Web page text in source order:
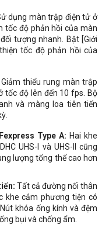
dụng màn trập điện tử ở
tốc độ phản hồi của màn
tượng nhanh. Bật [Giới
tốc độ phản hồi của
Giảm thiểu rung màn trập
tốc độ lên đến 10 fps. Bộ
và màng loa tiên tiến
Type A: Hai khe
UHS-I và UHS-II cũng
lượng tổng thể cao hơn
Tất cả đường nối thân
khe cắm phương tiện có
khóa ống kính và đệm
bụi và chống ẩm.